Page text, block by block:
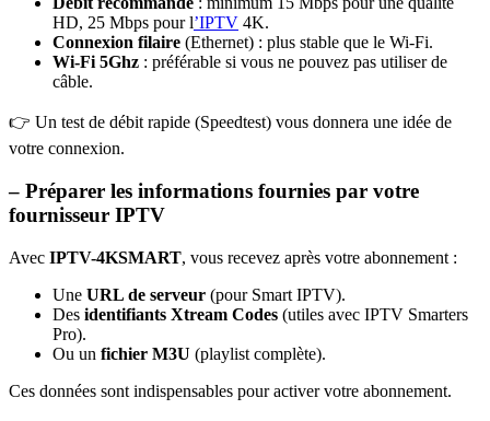
HD, 25 Mbps pour l’IPTV 4K.
Connexion filaire (Ethernet) : plus stable que le Wi-Fi.
Wi-Fi 5Ghz : préférable si vous ne pouvez pas utiliser de
câble.
👉 Un test de débit rapide (Speedtest) vous donnera une idée de
votre connexion.
– Préparer les informations fournies par votre
fournisseur IPTV
Avec IPTV-4KSMART, vous recevez après votre abonnement :
Une URL de serveur (pour Smart IPTV).
Des identifiants Xtream Codes (utiles avec IPTV Smarters
Pro).
Ou un fichier M3U (playlist complète).
Ces données sont indispensables pour activer votre abonnement.